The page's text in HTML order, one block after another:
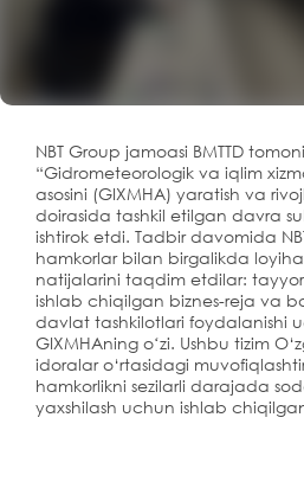
NBT Group jamoasi BMTTD
“Gidrometeorologik va iqlim
asosini (GIXMHA) yaratish va
doirasida tashkil etilgan davra
ishtirok etdi. Tadbir davomida
hamkorlar bilan birgalikda
natijalarini taqdim etdilar:
ishlab chiqilgan biznes-reja va
davlat tashkilotlari foydalanishi
GIXMHAning oʻzi. Ushbu tizim
idoralar o‘rtasidagi
hamkorlikni sezilarli darajada
yaxshilash uchun ishlab